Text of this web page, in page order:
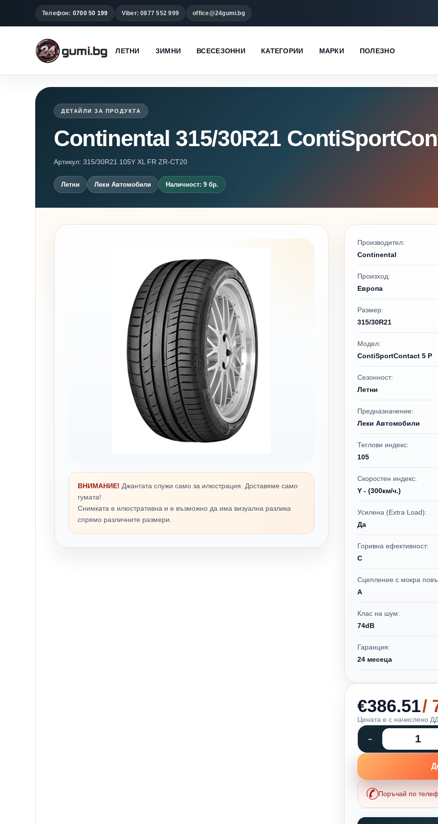
Телефон: 0700 50 199 Viber: 0877 552 999 office@24gumi.bg
ЛЕТНИ ЗИМНИ ВСЕСЕЗОННИ КАТЕГОРИИ МАРКИ ПОЛЕЗНО
ДЕТАЙЛИ ЗА ПРОДУКТА
Continental 315/30R21
Артикул: 315/30R21 105Y XL FR ZR-CT20
Летни Леки Автомобили Наличност: 9 бр.
ВНИМАНИЕ! Джантата служи само за илюстрация. Доставяме само
гумата!
Снимката е илюстративна и е възможно да има визуална разлика
спрямо различните размери.
Производител:
Continental
Произход:
Европа
Размер:
315/30R21
Модел:
ContiSportContact 5 P
Сезонност:
Летни
Предназначение:
Леки Автомобили
Теглови индекс:
105
Скоростен индекс:
Y - (300км/ч.)
Усилена (Extra Load):
Да
Горивна ефективност:
C
Сцепление с мокра
A
Клас на шум:
74dB
Гаранция:
24 месеца
€386.51/
Цената е с начислено
Поръчай по